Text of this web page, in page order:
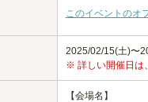
このイベントのオ
2025/02/15(土)〜
※ 詳しい開催日は
【会場名】